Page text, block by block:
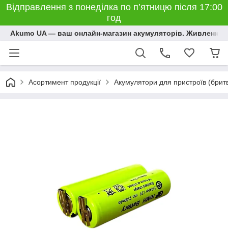
Відправлення з понеділка по п’ятницю після 17:00
год
Akumo UA — ваш онлайн-магазин акумуляторів. Живлення,
Асортимент продукції Акумулятори для пристроїв